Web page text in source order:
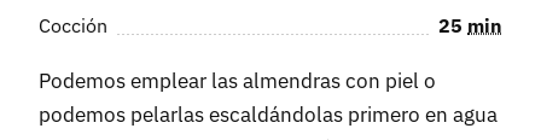
Cocción
25 min
Podemos emplear las almendras con piel o
podemos pelarlas escaldándolas primero en agua